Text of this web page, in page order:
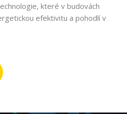
které v budovách
efektivitu a pohodlí v